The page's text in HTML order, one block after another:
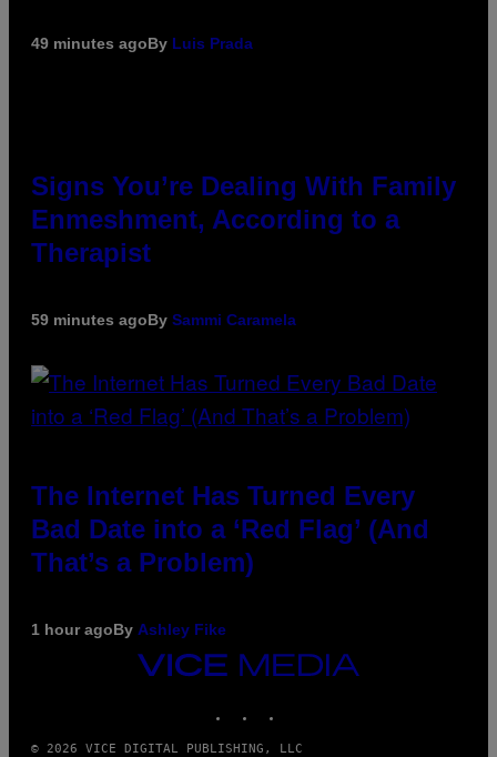
49 minutes agoBy Luis Prada
Signs You’re Dealing With Family
Enmeshment, According to a
Therapist
59 minutes agoBy Sammi Caramela
The Internet Has Turned Every
Bad Date into a ‘Red Flag’ (And
That’s a Problem)
1 hour agoBy Ashley Fike
VICE
MEDIA
© 2026 VICE DIGITAL PUBLISHING, LLC